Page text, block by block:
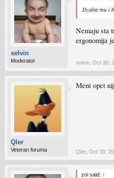
selvin
Moderator
Dzaba mu i
Nemaju sta
ergonomija
selvin Oct 30,
Qler
Veteran foruma
Meni opet
Qler Oct 30,
zoi said: ↑